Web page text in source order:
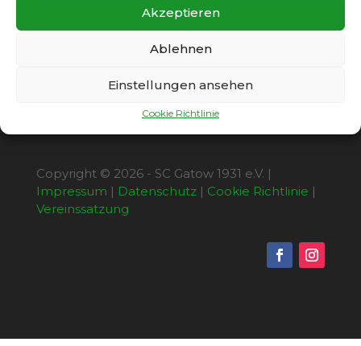
Akzeptieren
Ablehnen
Einstellungen ansehen
Cookie Richtlinie
3:2-Auswärtserfolg. Tobias Benkendorf (2) und
Mat Lutonadio trafen für den SCG.
Copyright © 2026 - SC Gatow 1931 e.V. |
Impressum | Datenschutz| Cookie Richtlinie |
Vereinssatzung